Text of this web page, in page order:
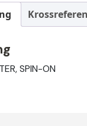
SPIN-ON